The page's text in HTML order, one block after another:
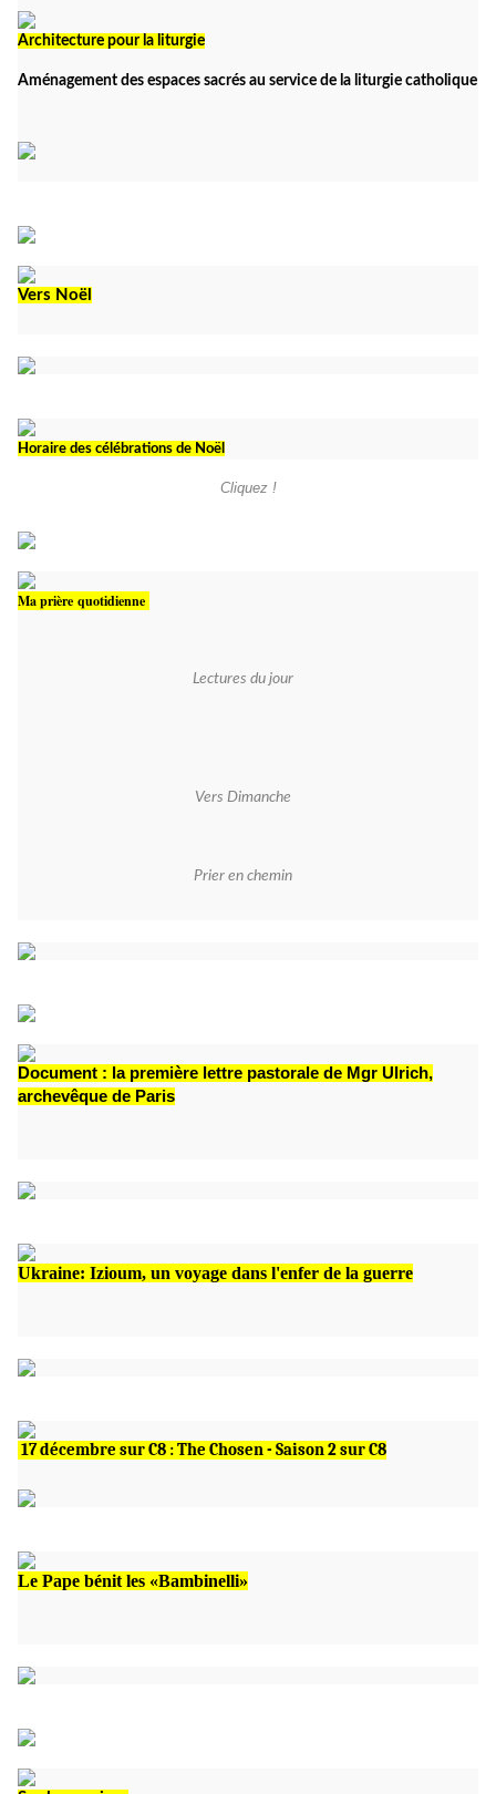
Architecture pour la liturgie
Aménagement des espaces sacrés au service de la liturgie catholique
Vers Noël
Horaire des célébrations de Noël
Cliquez !
Ma prière quotidienne
Lectures du jour
Vers Dimanche
Prier en chemin
Document : la première lettre pastorale de Mgr Ulrich,
archevêque de Paris
Ukraine: Izioum, un voyage dans l'enfer de la guerre
17 décembre sur C8 : The Chosen - Saison 2 sur C8
Le Pape bénit les «Bambinelli»